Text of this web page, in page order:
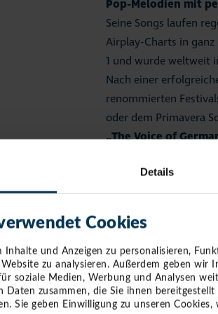
Details
Cookies
Inhalte und Anzeigen zu personalisieren,
zu analysieren. Außerdem geben wir
soziale Medien, Werbung und Analysen
Daten zusammen, die Sie ihnen
Sie geben Einwilligung zu unseren
Pop-Melodien mit
Seine Songs laufen
Airplay-Charts in ganz
1 und wurde weltweit
Nach einer
renommierten
oder dem Primavera
„The Voice of
„Wir freuen uns, mit
von Timmendorfer
und seine
große Bühne der
der Timmendorfer
Vorfreude entgegen: